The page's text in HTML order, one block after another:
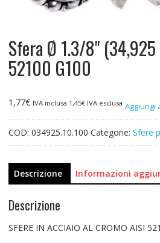
Sfera Ø 1.3/8" (34,925
52100 G100
1,77€ IVA inclusa 1,45€IVA esclusa Aggiungi
COD: 034925.10.100 Categorie: Sfere
Descrizione Informazioni
Descrizione
SFERE IN ACCIAIO AL CROMO AISI